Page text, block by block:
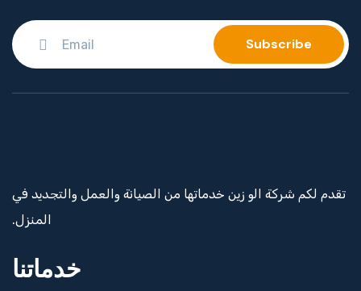
تقدم لكم شركة الو زين خدماتها من الصيانة والعمل والتجديد في
المنزل.
خدماتنا